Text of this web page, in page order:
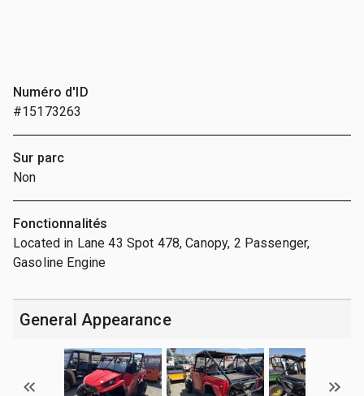
Numéro d'ID
#15173263
Sur parc
Non
Fonctionnalités
Located in Lane 43 Spot 478, Canopy, 2 Passenger,
Gasoline Engine
General Appearance